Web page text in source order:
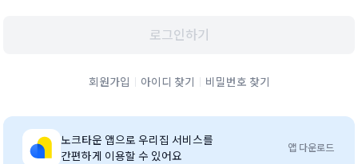
로그인하기
회원가입 아이디 찾기 비밀번호 찾기
노크타운 앱으로 우리집 서비스를
간편하게 이용할 수 있어요
앱 다운로드